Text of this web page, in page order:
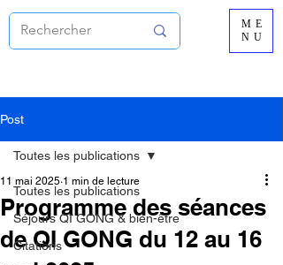
ME
NU
Post
Toutes les publications
Séjours QI GONG & bien-être
Citations
Toutes les publications
Programme des séances
de QI GONG du 12 au 16
11 mai 2025 1 min de lecture